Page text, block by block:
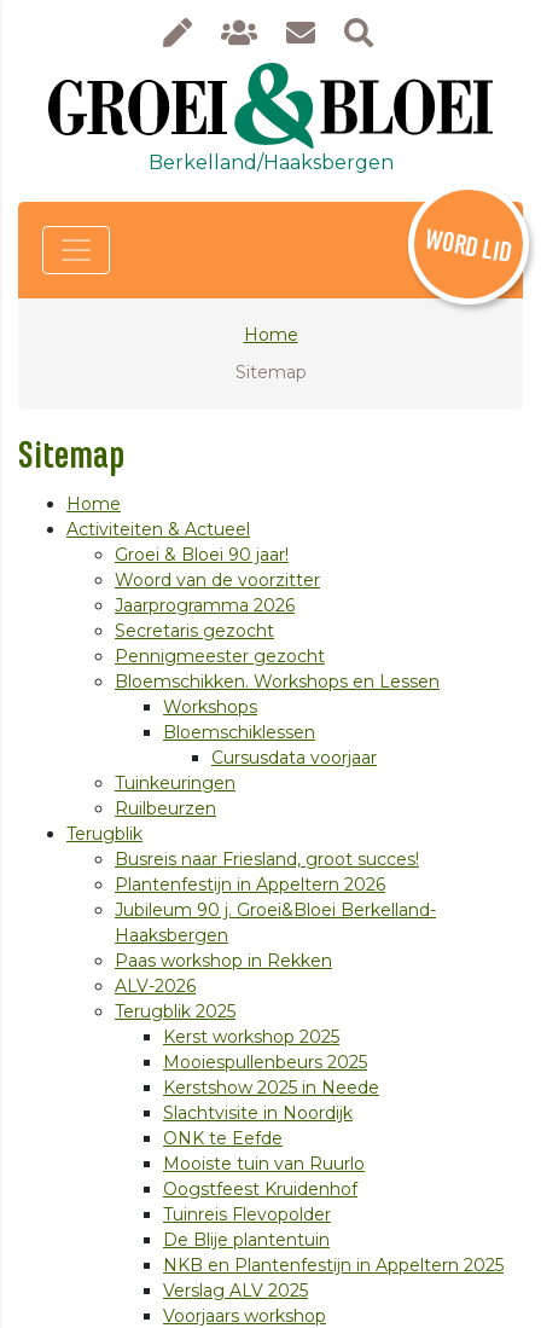
Berkelland/Haaksbergen
WORD LID
Home
Sitemap
Sitemap
Home
Activiteiten & Actueel
Groei & Bloei 90 jaar!
Woord van de voorzitter
Jaarprogramma 2026
Secretaris gezocht
Pennigmeester gezocht
Bloemschikken. Workshops en Lessen
Workshops
Bloemschiklessen
Cursusdata voorjaar
Tuinkeuringen
Ruilbeurzen
Terugblik
Busreis naar Friesland, groot succes!
Plantenfestijn in Appeltern 2026
Jubileum 90 j. Groei&Bloei Berkelland-
Haaksbergen
Paas workshop in Rekken
ALV-2026
Terugblik 2025
Kerst workshop 2025
Mooiespullenbeurs 2025
Kerstshow 2025 in Neede
Slachtvisite in Noordijk
ONK te Eefde
Mooiste tuin van Ruurlo
Oogstfeest Kruidenhof
Tuinreis Flevopolder
De Blije plantentuin
NKB en Plantenfestijn in Appeltern 2025
Verslag ALV 2025
Voorjaars workshop